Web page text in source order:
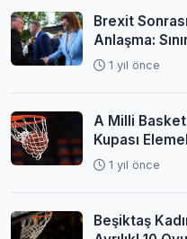
Brexit
Anlaşma:
1 yıl önce
A Milli
Kupası
1 yıl önce
Beşiktaş